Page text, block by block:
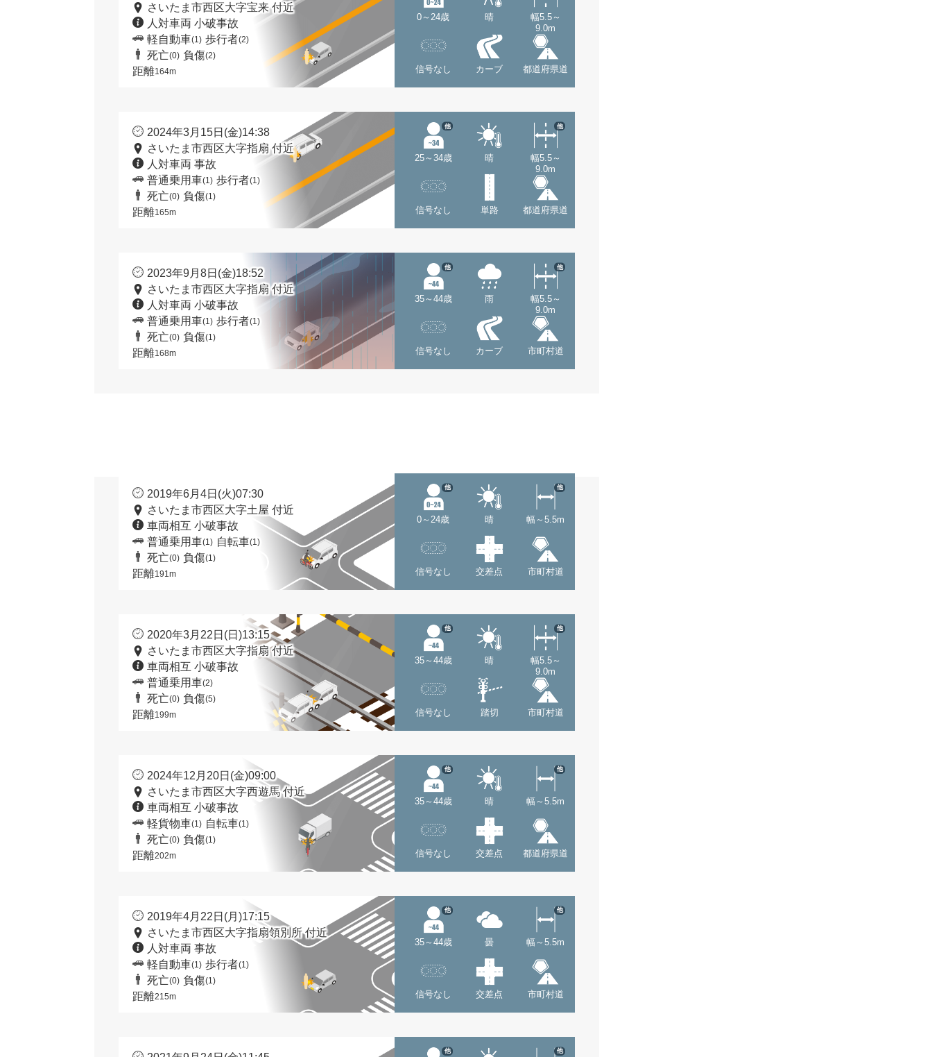
さいたま市西区大字宝来 付近
人対車両 小破事故
軽自動車(1) 歩行者(2)
死亡(0) 負傷(2)
距離164m
0～24歳 晴
幅5.5～
9.0m
信号なし カーブ 都道府県道
2024年3月15日(金)14:38
さいたま市西区大字指扇 付近
人対車両 事故
普通乗用車(1) 歩行者(1)
死亡(0) 負傷(1)
距離165m
25～34歳
他
晴
幅5.5～
9.0m
他
信号なし 単路 都道府県道
2023年9月8日(金)18:52
さいたま市西区大字指扇 付近
人対車両 小破事故
普通乗用車(1) 歩行者(1)
死亡(0) 負傷(1)
距離168m
35～44歳
他
雨
幅5.5～
9.0m
他
信号なし カーブ 市町村道
2019年6月4日(火)07:30
さいたま市西区大字土屋 付近
車両相互 小破事故
普通乗用車(1) 自転車(1)
死亡(0) 負傷(1)
距離191m
0～24歳
他
晴 幅～5.5m
他
信号なし 交差点 市町村道
2020年3月22日(日)13:15
さいたま市西区大字指扇 付近
車両相互 小破事故
普通乗用車(2)
死亡(0) 負傷(5)
距離199m
35～44歳
他
晴
幅5.5～
9.0m
他
信号なし 踏切 市町村道
2024年12月20日(金)09:00
さいたま市西区大字西遊馬 付近
車両相互 小破事故
軽貨物車(1) 自転車(1)
死亡(0) 負傷(1)
距離202m
35～44歳
他
晴 幅～5.5m
他
信号なし 交差点 都道府県道
2019年4月22日(月)17:15
さいたま市西区大字指扇領別所 付近
人対車両 事故
軽自動車(1) 歩行者(1)
死亡(0) 負傷(1)
距離215m
35～44歳
他
曇 幅～5.5m
他
信号なし 交差点 市町村道
他 他